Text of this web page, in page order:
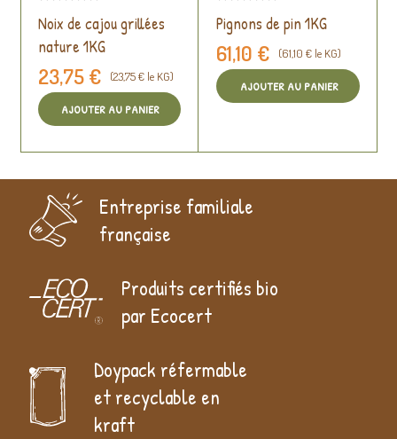
Noix de cajou grillées
nature 1KG
23,75 € (23,75 € le KG)
AJOUTER AU PANIER
Pignons de pin 1KG
61,10 € (61,10 € le KG)
AJOUTER AU PANIER
Entreprise familiale
française
Produits certifiés bio
par Ecocert
Doypack réfermable
et recyclable en
kraft